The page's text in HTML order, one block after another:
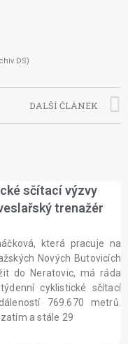
DS)
DALŠÍ ČLÁNEK
sčítací výzvy
trenažér
která pracuje na
Nových Butovicích
do Neratovic, má ráda
cyklistické sčítací
769.670 metrů.
zatím a stále 29